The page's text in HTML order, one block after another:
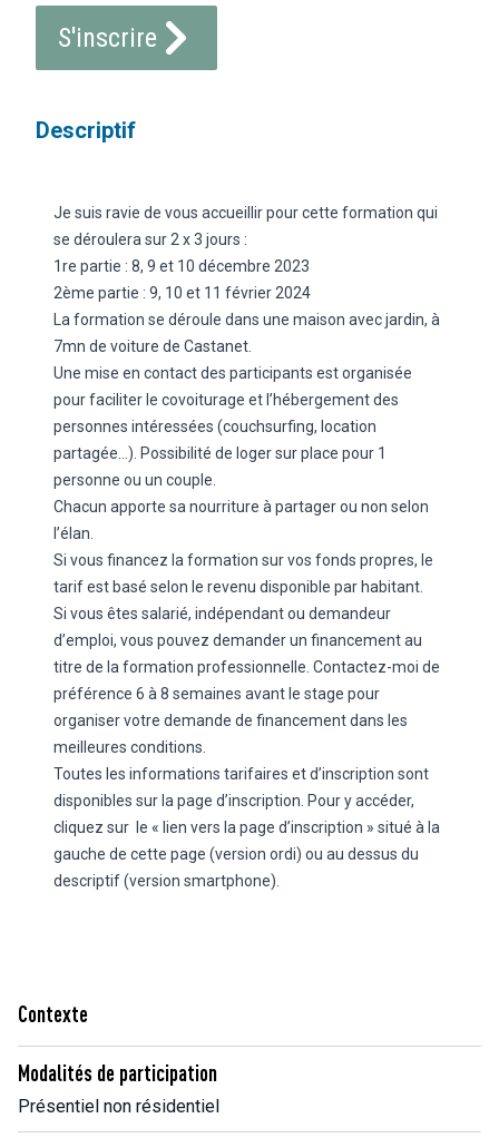
Contexte
Modalités de participation
Présentiel non résidentiel
S'inscrire
Descriptif
Je suis ravie de vous accueillir pour cette formation qui
se déroulera sur 2 x 3 jours :
1re partie : 8, 9 et 10 décembre 2023
2ème partie : 9, 10 et 11 février 2024
La formation se déroule dans une maison avec jardin, à
7mn de voiture de Castanet.
Une mise en contact des participants est organisée
pour faciliter le covoiturage et l’hébergement des
personnes intéressées (couchsurfing, location
partagée…). Possibilité de loger sur place pour 1
personne ou un couple.
Chacun apporte sa nourriture à partager ou non selon
l’élan.
Si vous financez la formation sur vos fonds propres, le
tarif est basé selon le revenu disponible par habitant.
Si vous êtes salarié, indépendant ou demandeur
d’emploi, vous pouvez demander un financement au
titre de la formation professionnelle. Contactez-moi de
préférence 6 à 8 semaines avant le stage pour
organiser votre demande de financement dans les
meilleures conditions.
Toutes les informations tarifaires et d’inscription sont
disponibles sur la page d’inscription. Pour y accéder,
cliquez sur le « lien vers la page d’inscription » situé à la
gauche de cette page (version ordi) ou au dessus du
descriptif (version smartphone).